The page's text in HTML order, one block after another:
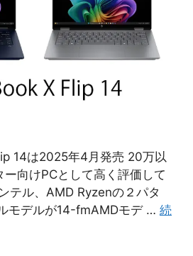
14は2025年4月発売 20万以
向けPCとして高く評価して
テル、AMD Ryzenの２パタ
モデルが14-fmAMDモデ … 続